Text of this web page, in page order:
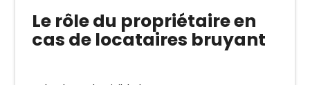
Le rôle du propriétaire en
cas de locataires bruyant